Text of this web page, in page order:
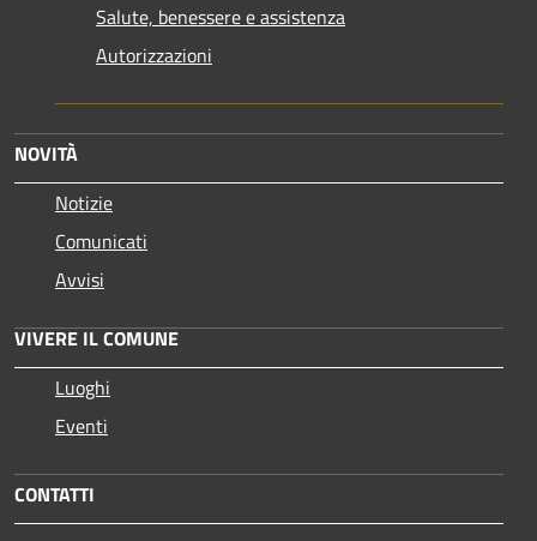
Salute, benessere e assistenza
Autorizzazioni
NOVITÀ
Notizie
Comunicati
Avvisi
VIVERE IL COMUNE
Luoghi
Eventi
CONTATTI